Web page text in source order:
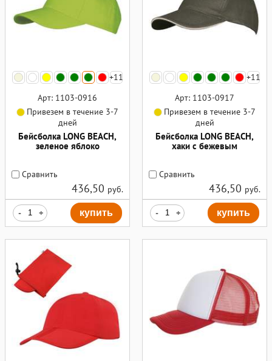
+11
Арт: 1103-0916
Привезем в течение 3-7
дней
Бейсболка LONG BEACH,
зеленое яблоко
Сравнить
436,50 руб.
- + купить
+11
Арт: 1103-0917
Привезем в течение 3-7
дней
Бейсболка LONG BEACH,
хаки с бежевым
Сравнить
436,50 руб.
- + купить